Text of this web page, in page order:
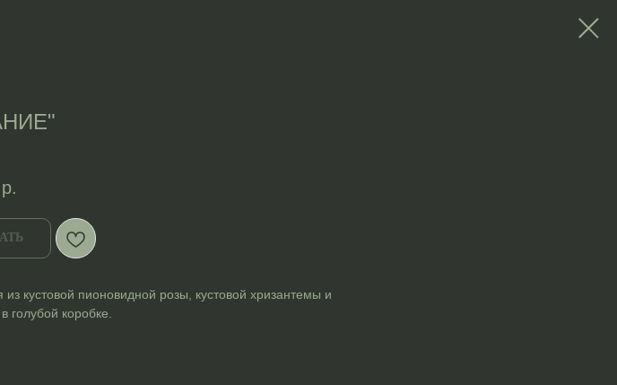
р.
из кустовой пионовидной розы, кустовой хризантемы и
голубой коробке.